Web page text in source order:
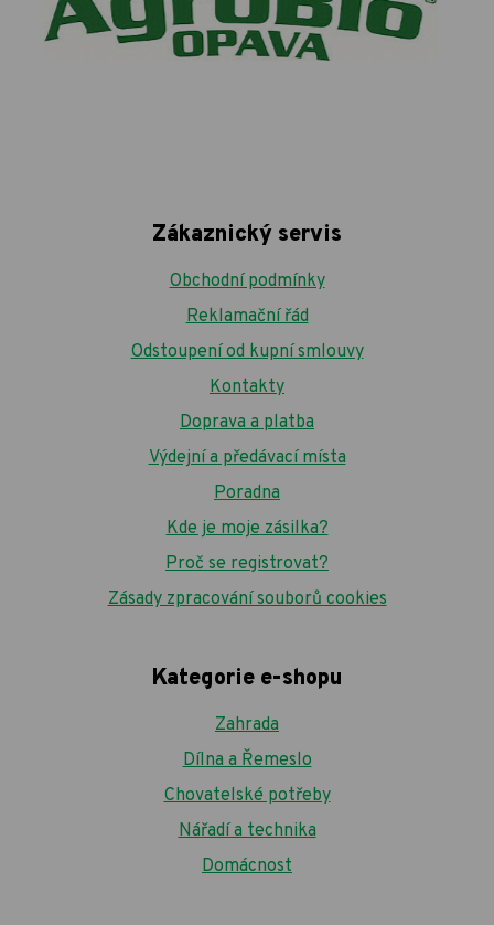
Zákaznický servis
Obchodní podmínky
Reklamační řád
Odstoupení od kupní smlouvy
Kontakty
Doprava a platba
Výdejní a předávací místa
Poradna
Kde je moje zásilka?
Proč se registrovat?
Zásady zpracování souborů cookies
Kategorie e-shopu
Zahrada
Dílna a Řemeslo
Chovatelské potřeby
Nářadí a technika
Domácnost